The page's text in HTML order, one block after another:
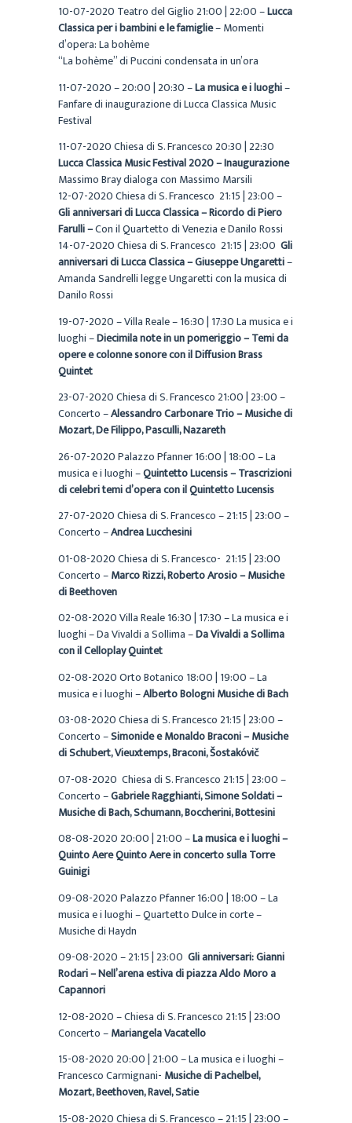
10-07-2020 Teatro del Giglio 21:00 | 22:00 –Lucca
Classica per i bambini e le famiglie– Momenti
d’opera: La bohème
“La bohème” di Puccini condensata in un’ora
11-07-2020 – 20:00 | 20:30 –La musica e i luoghi–
Fanfare di inaugurazione di Lucca Classica Music
Festival
11-07-2020 Chiesa di S. Francesco 20:30 | 22:30
Lucca Classica Music Festival 2020 – Inaugurazione
Massimo Bray dialoga con Massimo Marsili
12-07-2020 Chiesa di S. Francesco 21:15 | 23:00 –
Gli anniversari di Lucca Classica – Ricordo di Piero
Farulli –Con il Quartetto di Venezia e Danilo Rossi
14-07-2020 Chiesa di S. Francesco 21:15 | 23:00 Gli
anniversari di Lucca Classica – Giuseppe Ungaretti–
Amanda Sandrelli legge Ungaretti con la musica di
Danilo Rossi
19-07-2020 – Villa Reale – 16:30 | 17:30 La musica e i
luoghi –Diecimila note in un pomeriggio –Temi da
opere e colonne sonore con il Diffusion Brass
Quintet
23-07-2020 Chiesa di S. Francesco 21:00 | 23:00 –
Concerto –Alessandro Carbonare Trio – Musiche di
Mozart, De Filippo, Pasculli, Nazareth
26-07-2020 Palazzo Pfanner 16:00 | 18:00 – La
musica e i luoghi –Quintetto Lucensis – Trascrizioni
di celebri temi d’opera con il Quintetto Lucensis
27-07-2020 Chiesa di S. Francesco – 21:15 | 23:00 –
Concerto –Andrea Lucchesini
01-08-2020 Chiesa di S. Francesco- 21:15 | 23:00
Concerto –Marco Rizzi, Roberto Arosio – Musiche
di Beethoven
02-08-2020 Villa Reale 16:30 | 17:30 – La musica e i
luoghi – Da Vivaldi a Sollima –Da Vivaldi a Sollima
con il Celloplay Quintet
02-08-2020 Orto Botanico 18:00 | 19:00 – La
musica e i luoghi –Alberto Bologni Musiche di Bach
03-08-2020 Chiesa di S. Francesco 21:15 | 23:00 –
Concerto –Simonide e Monaldo Braconi – Musiche
di Schubert, Vieuxtemps, Braconi, Šostakóvič
07-08-2020 Chiesa di S. Francesco 21:15 | 23:00 –
Concerto –Gabriele Ragghianti, Simone Soldati –
Musiche di Bach, Schumann, Boccherini, Bottesini
08-08-2020 20:00 | 21:00 –La musica e i luoghi –
Quinto Aere Quinto Aere in concerto sulla Torre
Guinigi
09-08-2020 Palazzo Pfanner 16:00 | 18:00 – La
musica e i luoghi – Quartetto Dulce in corte –
Musiche di Haydn
09-08-2020 – 21:15 | 23:00 Gli anniversari: Gianni
Rodari – Nell’arena estiva di piazza Aldo Moro a
Capannori
12-08-2020 – Chiesa di S. Francesco 21:15 | 23:00
Concerto –Mariangela Vacatello
15-08-2020 20:00 | 21:00 – La musica e i luoghi –
Francesco Carmignani- Musiche di Pachelbel,
Mozart, Beethoven, Ravel, Satie
15-08-2020 Chiesa di S. Francesco – 21:15 | 23:00 –